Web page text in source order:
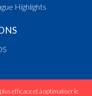
Highlights
efficace et à optimaliser le